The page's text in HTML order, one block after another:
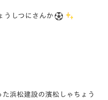
うしつにさんか
浜松建設の濱松しゃちょう